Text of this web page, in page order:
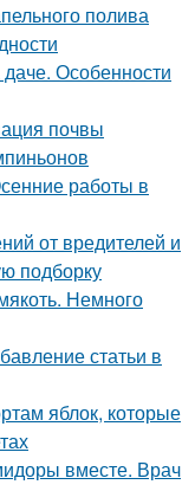
полива
Особенности
почвы
работы в
от вредителей и
подборку
Немного
статьи в
яблок, которые
вместе. Врач